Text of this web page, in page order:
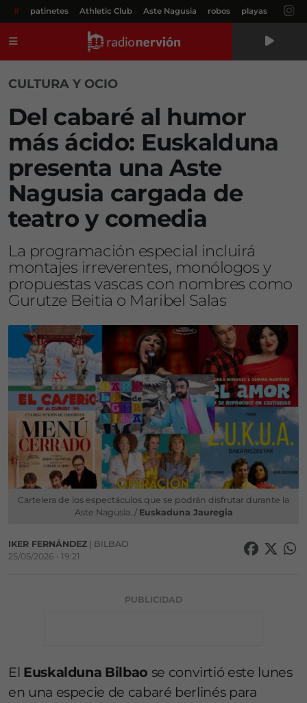
# patinetes Athletic Club Aste Nagusia robos playas
CULTURA Y OCIO
Del cabaré al humor
más ácido: Euskalduna
presenta una Aste
Nagusia cargada de
teatro y comedia
La programación especial incluirá
montajes irreverentes, monólogos y
propuestas vascas con nombres como
Gurutze Beitia o Maribel Salas
Cartelera de los espectáculos que se podrán disfrutar durante la
Aste Nagusia. / Euskaduna Jauregia
IKER FERNÁNDEZ | BILBAO
25/05/2026 • 19:21
PUBLICIDAD
El Euskalduna Bilbao se convirtió este lunes
en una especie de cabaré berlinés para